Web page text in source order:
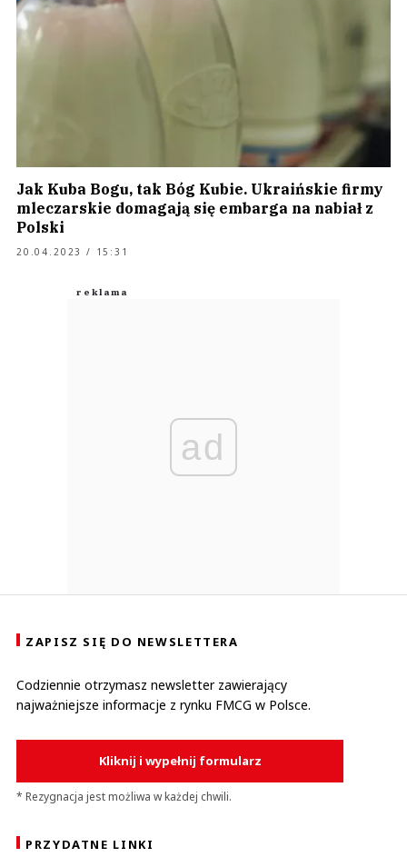
Jak Kuba Bogu, tak Bóg Kubie. Ukraińskie firmy
mleczarskie domagają się embarga na nabiał z
Polski
20.04.2023 / 15:31
ad
ZAPISZ SIĘ DO NEWSLETTERA
Codziennie otrzymasz newsletter zawierający
najważniejsze informacje z rynku FMCG w Polsce.
Kliknij i wypełnij formularz
* Rezygnacja jest możliwa w każdej chwili.
PRZYDATNE LINKI